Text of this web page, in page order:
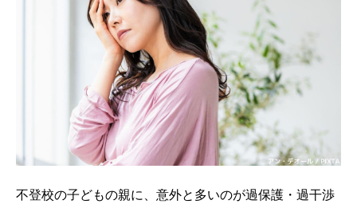
不登校の子どもの親に、意外と多いのが過保護・過干渉